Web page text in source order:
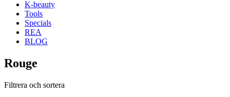
K-beauty
Tools
Specials
REA
BLOG
Rouge
Filtrera och sortera